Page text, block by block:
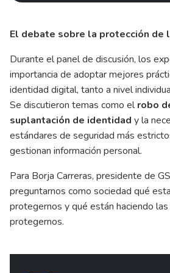
El debate sobre la protección de
Durante el panel de discusión, los
importancia de adoptar mejores
identidad digital, tanto a nivel
Se discutieron temas como elrobo
suplantación de identidad y la
estándares de seguridad más
gestionan información personal.
Para Borja Carreras, presidente de
preguntarnos como sociedad qué
protegernos y qué están haciendo
protegernos.